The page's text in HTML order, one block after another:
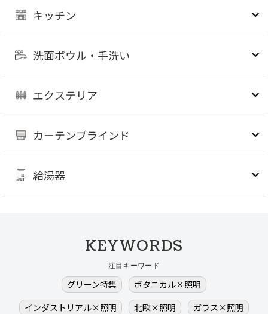
キッチン
洗面ボウル・手洗い
エクステリア
カーテンブラインド
給湯器
KEYWORDS
注目キーワード
グリーン特集
ボタニカル×照明
インダストリアル×照明
北欧×照明
ガラス×照明